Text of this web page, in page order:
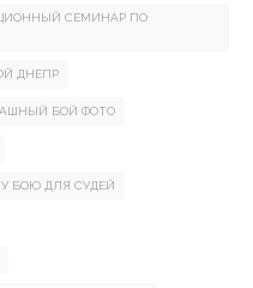
СЕМИНАР ПО
ДНЕПР
БОЙ ФОТО
БОЮ ДЛЯ СУДЕЙ